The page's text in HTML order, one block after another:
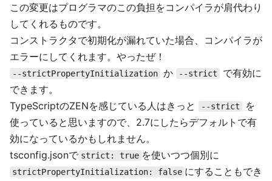
この変更はプログラマのこの負担をコンパイラが肩代わり
してくれるものです。
コンストラクタで初期化が漏れていた場合、コンパイラが
エラーにしてくれます。やったぜ！
--strictPropertyInitialization か --strict
で有効に
できます。
TypeScriptのZENを感じている人はきっと
--strict
を
使っていると思いますので、2.7にしたらデフォルトで有
効になっているかもしれません。
tsconfig.jsonで strict: true を使いつつ個別に
strictPropertyInitialization: false にすることもでき